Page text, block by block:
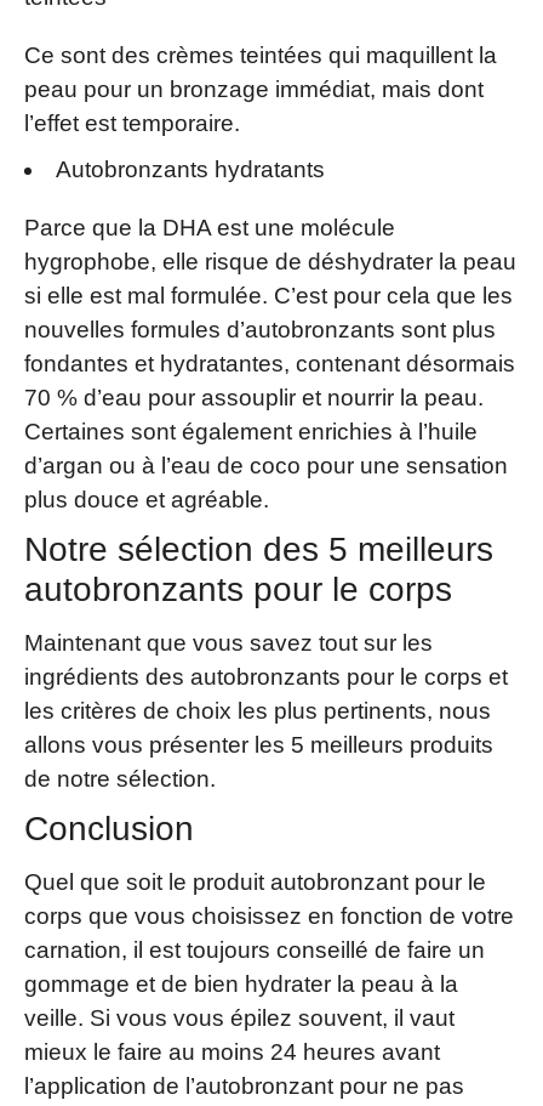
Ce sont des crèmes teintées qui maquillent la
peau pour un bronzage immédiat, mais dont
l’effet est temporaire.
Autobronzants hydratants
Parce que la DHA est une molécule
hygrophobe, elle risque de déshydrater la peau
si elle est mal formulée. C’est pour cela que les
nouvelles formules d’autobronzants sont plus
fondantes et hydratantes, contenant désormais
70 % d’eau pour assouplir et nourrir la peau.
Certaines sont également enrichies à l’huile
d’argan ou à l’eau de coco pour une sensation
plus douce et agréable.
Notre sélection des 5 meilleurs
autobronzants pour le corps
Maintenant que vous savez tout sur les
ingrédients des autobronzants pour le corps et
les critères de choix les plus pertinents, nous
allons vous présenter les 5 meilleurs produits
de notre sélection.
Conclusion
Quel que soit le produit autobronzant pour le
corps que vous choisissez en fonction de votre
carnation, il est toujours conseillé de faire un
gommage et de bien hydrater la peau à la
veille. Si vous vous épilez souvent, il vaut
mieux le faire au moins 24 heures avant
l’application de l’autobronzant pour ne pas